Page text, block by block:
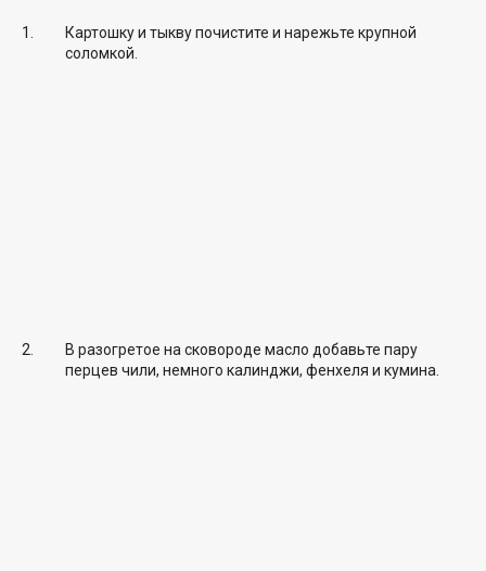
Картошку и тыкву почистите и нарежьте крупной
соломкой.
В разогретое на сковороде масло добавьте пару
перцев чили, немного калинджи, фенхеля и кумина.